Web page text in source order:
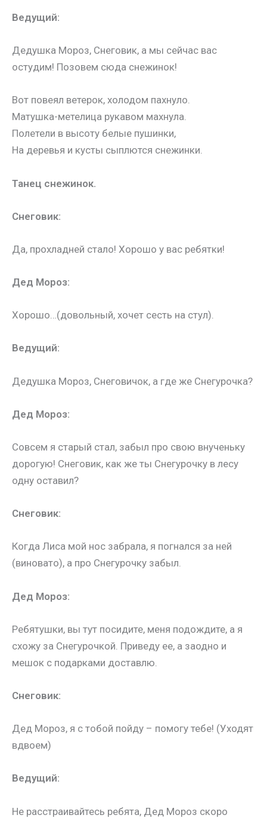
Ведущий:
Дедушка Мороз, Снеговик, а мы сейчас вас
остудим! Позовем сюда снежинок!
Вот повеял ветерок, холодом пахнуло.
Матушка-метелица рукавом махнула.
Полетели в высоту белые пушинки,
На деревья и кусты сыплются снежинки.
Танец снежинок.
Снеговик:
Да, прохладней стало! Хорошо у вас ребятки!
Дед Мороз:
Хорошо…(довольный, хочет сесть на стул).
Ведущий:
Дедушка Мороз, Снеговичок, а где же Снегурочка?
Дед Мороз:
Совсем я старый стал, забыл про свою внученьку
дорогую! Снеговик, как же ты Снегурочку в лесу
одну оставил?
Снеговик:
Когда Лиса мой нос забрала, я погнался за ней
(виновато), а про Снегурочку забыл.
Дед Мороз:
Ребятушки, вы тут посидите, меня подождите, а я
схожу за Снегурочкой. Приведу ее, а заодно и
мешок с подарками доставлю.
Снеговик:
Дед Мороз, я с тобой пойду – помогу тебе! (Уходят
вдвоем)
Ведущий:
Не расстраивайтесь ребята, Дед Мороз скоро